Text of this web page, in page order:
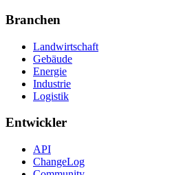
Branchen
Landwirtschaft
Gebäude
Energie
Industrie
Logistik
Entwickler
API
ChangeLog